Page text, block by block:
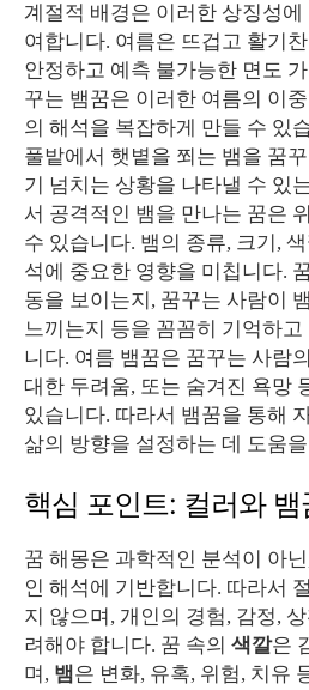
계절적 배경은 이러한 상징성
여합니다. 여름은 뜨겁고 활기
안정하고 예측 불가능한 면도
꾸는 뱀꿈은 이러한 여름의 이
의 해석을 복잡하게 만들 수 있
풀밭에서 햇볕을 쬐는 뱀을 꿈
기 넘치는 상황을 나타낼 수 있
서 공격적인 뱀을 만나는 꿈은
수 있습니다. 뱀의 종류, 크기,
석에 중요한 영향을 미칩니다.
동을 보이는지, 꿈꾸는 사람이
느끼는지 등을 꼼꼼히 기억하
니다. 여름 뱀꿈은 꿈꾸는 사람
대한 두려움, 또는 숨겨진 욕망
있습니다. 따라서 뱀꿈을 통해
삶의 방향을 설정하는 데 도움
핵심 포인트: 컬러와 뱀
꿈 해몽은 과학적인 분석이 아
인 해석에 기반합니다. 따라서
지 않으며, 개인의 경험, 감정,
려해야 합니다. 꿈 속의 색깔은
며, 뱀은 변화, 유혹, 위험, 치유